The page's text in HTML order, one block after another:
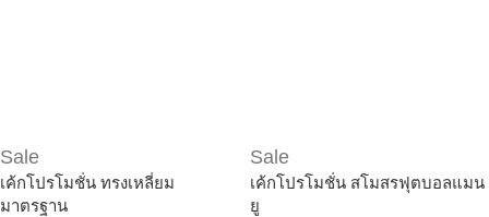
Sale
เค้กโปรโมชั่น ทรงเหลี่ยม
มาตรฐาน
Sale
เค้กโปรโมชั่น สโมสรฟุตบอลแมน
ยู